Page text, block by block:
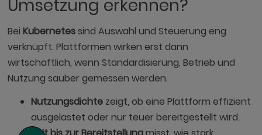
Umsetzung erkennen?
Bei Kubernetessind Auswahl und Steuerung eng
verknüpft. Plattformen wirken erst dann
wirtschaftlich, wenn Standardisierung, Betrieb und
Nutzung sauber gemessen werden.
Nutzungsdichtezeigt, ob eine Plattform effizient
ausgelastet oder nur teuer bereitgestellt wird.